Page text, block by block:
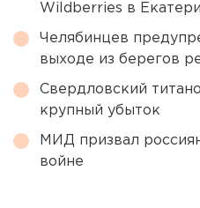
Wildberries в
Челябинцев
выходе из берегов
Свердловский
крупный убыток
МИД призвал
войне